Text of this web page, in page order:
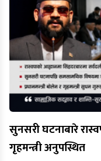
सुनसरी घटनाबारे
गृहमन्त्री अनुपस्थित